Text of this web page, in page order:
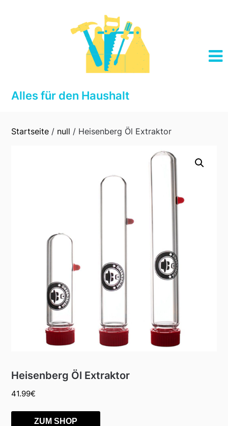
Alles für den Haushalt
Startseite / null / Heisenberg Öl Extraktor
Heisenberg Öl Extraktor
41.99€
ZUM SHOP